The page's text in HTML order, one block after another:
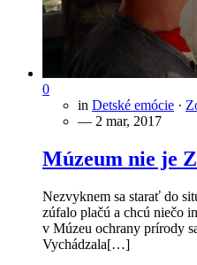
0
in Detské emócie ·
— 2 mar, 2017
Múzeum nie je
Nezvyknem sa starať do
zúfalo plačú a chcú niečo
v Múzeu ochrany prírody
Vychádzala[…]